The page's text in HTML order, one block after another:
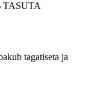
TASUTA
tagatiseta ja